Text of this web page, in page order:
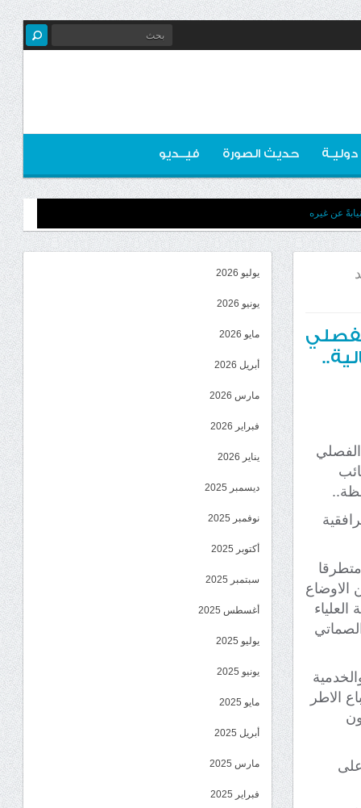
دوليـة حديث الصورة فيــديو
عن غيره
الفصلي
الاوضاع
الاطر
يوليو 2026
يونيو 2026
مايو 2026
أبريل 2026
مارس 2026
فبراير 2026
يناير 2026
ديسمبر 2025
نوفمبر 2025
أكتوبر 2025
سبتمبر 2025
أغسطس 2025
يوليو 2025
يونيو 2025
مايو 2025
أبريل 2025
مارس 2025
فبراير 2025